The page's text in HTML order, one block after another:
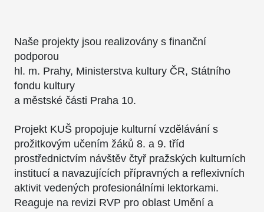
Naše projekty jsou realizovány s finanční
podporou
hl. m. Prahy, Ministerstva kultury ČR, Státního
fondu kultury
a městské části Praha 10.
Projekt KUŠ propojuje kulturní vzdělávání s
prožitkovým učením žáků 8. a 9. tříd
prostřednictvím návštěv čtyř pražských kulturních
institucí a navazujících přípravných a reflexivních
aktivit vedených profesionálními lektorkami.
Reaguje na revizi RVP pro oblast Umění a